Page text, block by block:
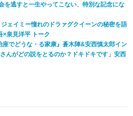
を逃すと一生やってこない、特別な記念にな
ェイミー憧れのドラァグクイーンの秘密を語
×泉見洋平 トーク
座でどうな・る家康』蒼木陣&安西慎太郎イン
んがどの説をとるのか？ドキドキです」安西